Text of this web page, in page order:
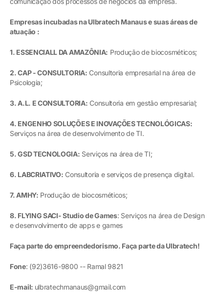
Empresas incubadas na Ulbratech Manaus e suas áreas de
atuação :
1. ESSENCIALL DA AMAZÔNIA: Produção de biocosméticos;
2. CAP - CONSULTORIA: Consultoria empresarial na área de
Psicologia;
3. A.L. E CONSULTORIA: Consultoria em gestão empresarial;
4. ENGENHO SOLUÇÕES E INOVAÇÕES TECNOLÓGICAS:
Serviços na área de desenvolvimento de TI.
5. GSD TECNOLOGIA: Serviços na área de TI;
6. LABCRIATIVO: Consultoria e serviços de presença digital.
7. AMHY: Produção de biocosméticos;
8. FLYING SACI- Studio de Games: Serviços na área de Design
e desenvolvimento de apps e games
Faça parte do empreendedorismo. Faça parte da Ulbratech!
Fone: (92)3616-9800 -- Ramal 9821
E-mail: ulbratechmanaus@gmail.com